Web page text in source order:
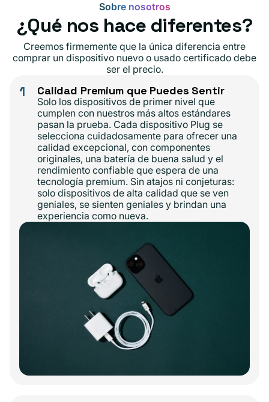
Sobre nosotros
¿Qué nos hace diferentes?
Creemos firmemente que la única diferencia entre
comprar un dispositivo nuevo o usado certificado debe
ser el precio.
1 Calidad Premium que Puedes Sentir
Solo los dispositivos de primer nivel que
cumplen con nuestros más altos estándares
pasan la prueba. Cada dispositivo Plug se
selecciona cuidadosamente para ofrecer una
calidad excepcional, con componentes
originales, una batería de buena salud y el
rendimiento confiable que espera de una
tecnología premium. Sin atajos ni conjeturas:
solo dispositivos de alta calidad que se ven
geniales, se sienten geniales y brindan una
experiencia como nueva.